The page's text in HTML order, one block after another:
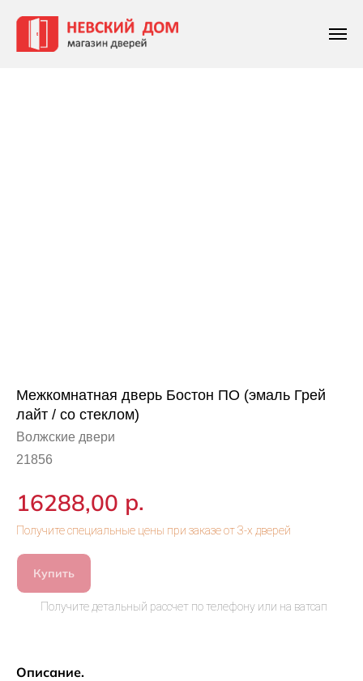
Межкомнатная дверь Бостон ПО (эмаль Грей
лайт / со стеклом)
Волжские двери
21856
16288,00 р.
Купить
Описание.